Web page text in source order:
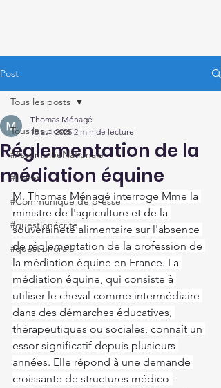
Post
Tous les posts
#AssembléeNationale
#Loiret
#Communiqué de presse
#questionécrite
#questionorale
Tous les posts
Réglementation de la
médiation équine
Thomas Ménagé
15 avr. 2025 2 min de lecture
M. Thomas Ménagé interroge Mme la
ministre de l'agriculture et de la
souveraineté alimentaire sur l'absence
de réglementation de la profession de
la médiation équine en France. La
médiation équine, qui consiste à
utiliser le cheval comme intermédiaire
dans des démarches éducatives,
thérapeutiques ou sociales, connaît un
essor significatif depuis plusieurs
années. Elle répond à une demande
croissante de structures médico-